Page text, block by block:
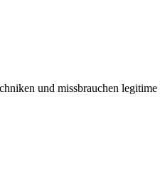
und missbrauchen